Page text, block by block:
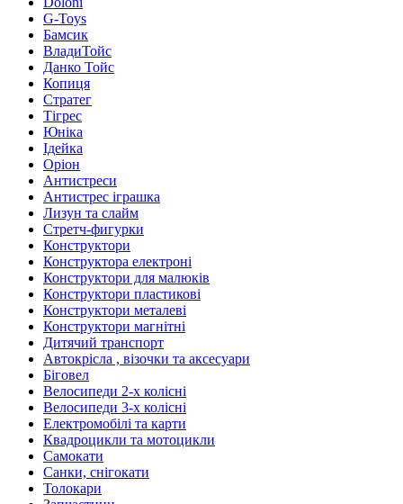
G-Toys
Бамсик
ВладиТойс
Данко Тойс
Копиця
Стратег
Тігрес
Юніка
Ідейка
Оріон
Антистреси
Антистрес іграшка
Лизун та слайм
Стретч-фигурки
Конструктори
Конструктора електроні
Конструктори для малюків
Конструктори пластикові
Конструктори металеві
Конструктори магнітні
Дитячий транспорт
Автокрісла , візочки та аксесуари
Біговел
Велосипеди 2-х колісні
Велосипеди 3-х колісні
Електромобілі та карти
Квадроцикли та мотоцикли
Самокати
Санки, снігокати
Толокари